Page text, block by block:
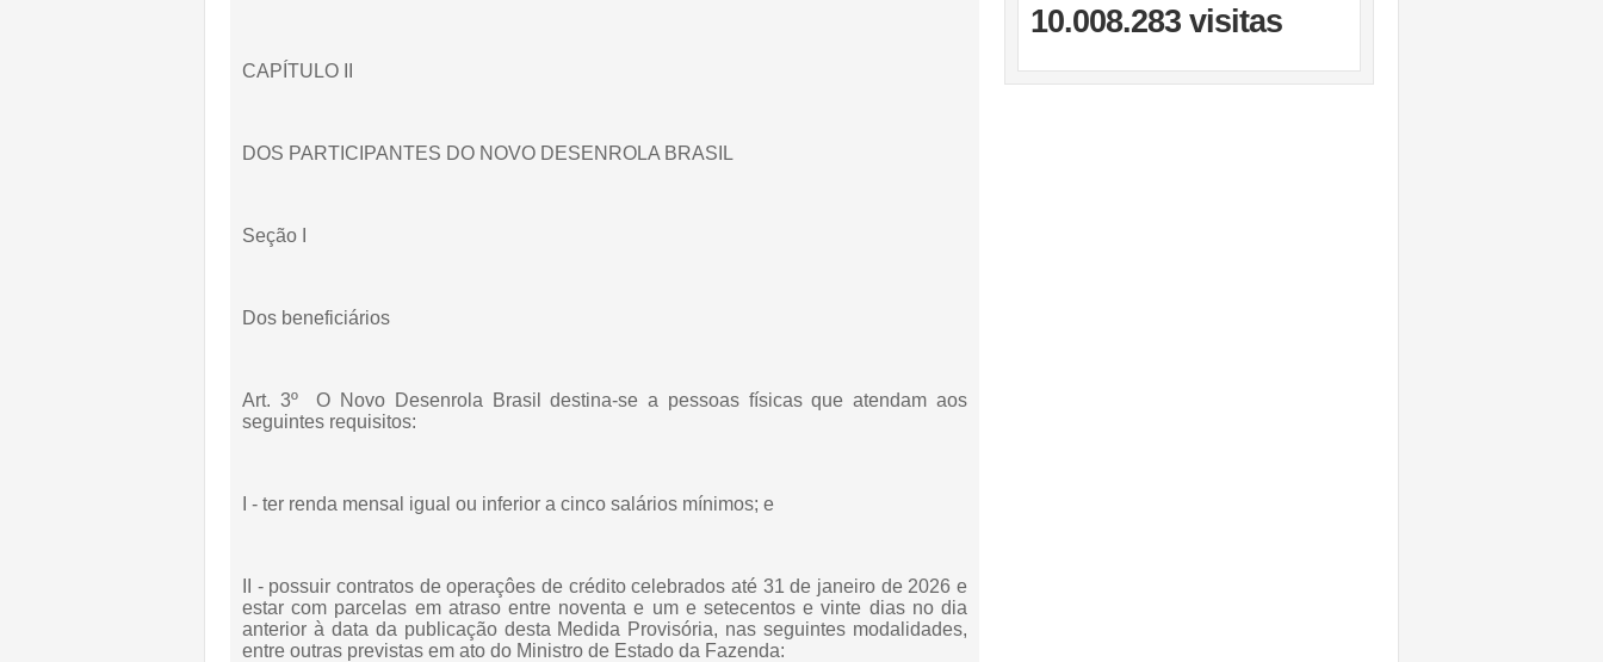
CAPÍTULO II
DOS PARTICIPANTES DO NOVO DESENROLA BRASIL
Seção I
Dos beneficiários
Art. 3º O Novo Desenrola Brasil destina-se a pessoas físicas que atendam aos
seguintes requisitos:
I - ter renda mensal igual ou inferior a cinco salários mínimos; e
II - possuir contratos de operaçôes de crédito celebrados até 31 de janeiro de 2026 e
estar com parcelas em atraso entre noventa e um e setecentos e vinte dias no dia
anterior à data da publicação desta Medida Provisória, nas seguintes modalidades,
entre outras previstas em ato do Ministro de Estado da Fazenda:
10.008.283 visitas